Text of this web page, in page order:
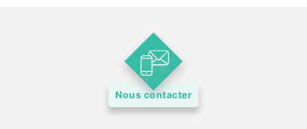
Nous contacter